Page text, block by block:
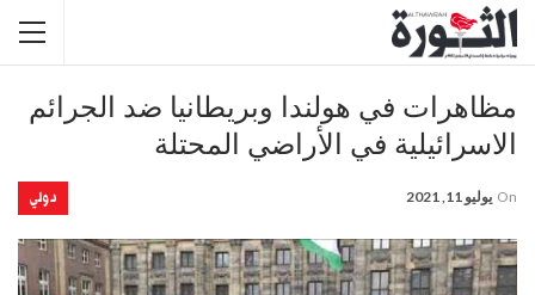
مظاهرات في هولندا وبريطانيا ضد الجرائم
الاسرائيلية في الأراضي المحتلة
دولي On يوليو 11, 2021